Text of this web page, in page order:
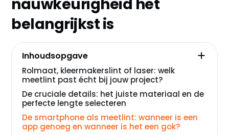
nauwkeurigheid het
belangrijkst is
Inhoudsopgave
Rolmaat, kleermakerslint of laser: welk
meetlint past écht bij jouw project?
De cruciale details: het juiste materiaal en de
perfecte lengte selecteren
De smartphone als meetlint: wanneer is een
app genoeg en wanneer is het een gok?